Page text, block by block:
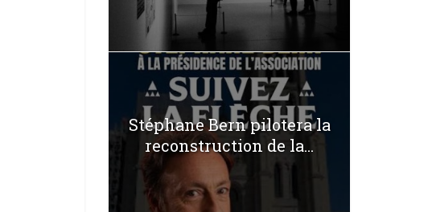
Stéphane Bern pilotera la
reconstruction de la...